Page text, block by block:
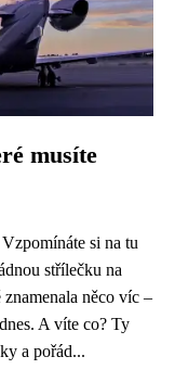
musíte
si na tu
střílečku na
něco víc –
A víte co? Ty
a pořád...